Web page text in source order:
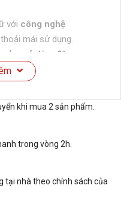
với công nghệ
mái sử dụng.
cửa mở, làm đông
cánh
khi mua 2 sản phẩm.
trong vòng 2h.
tại nhà theo chính sách của